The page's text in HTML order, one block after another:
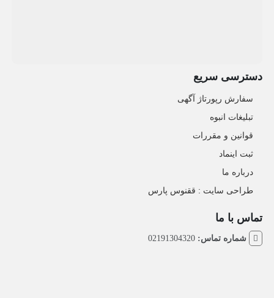
دسترسی سریع
سفارش رپورتاژ آگهی
تبلیغات انبوه
قوانین و مقررات
ثبت اینماد
درباره ما
طراحی سایت : ققنوس پارس
تماس با ما
شماره تماس:02191304320